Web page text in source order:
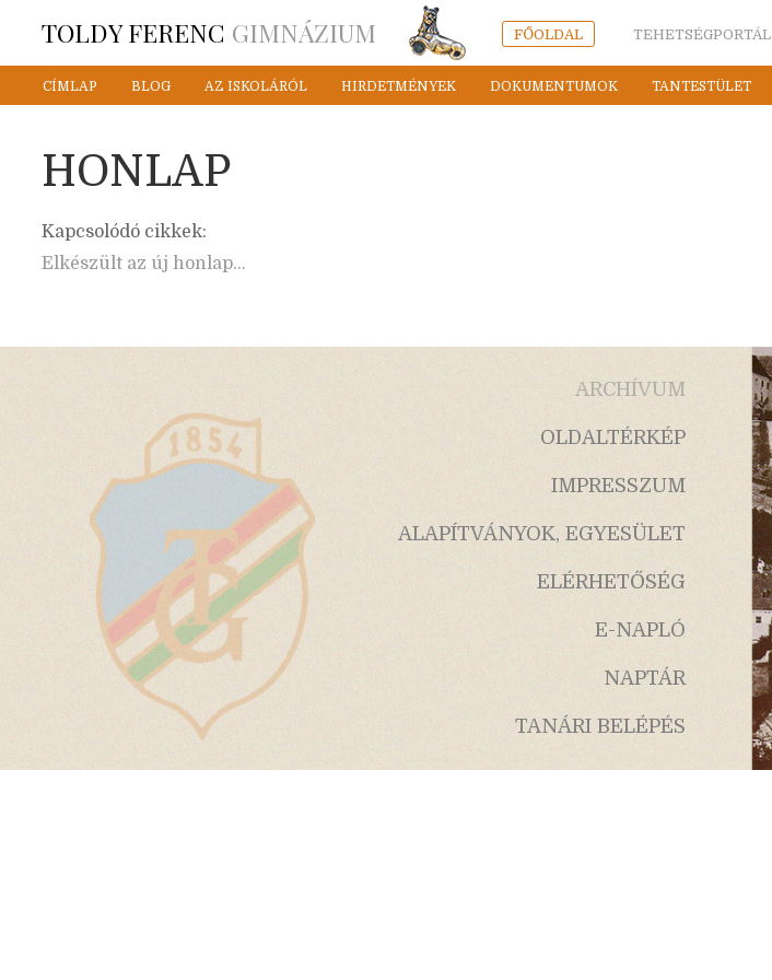
TOLDY FERENC GIMNÁZIUM FŐOLDAL TEHETSÉGPORTÁL
CÍMLAP BLOG AZ ISKOLÁRÓL HIRDETMÉNYEK DOKUMENTUMOK TANTESTÜLET
HONLAP
Kapcsolódó cikkek:
Elkészült az új honlap…
ARCHÍVUM
OLDALTÉRKÉP
IMPRESSZUM
ALAPÍTVÁNYOK, EGYESÜLET
ELÉRHETŐSÉG
E-NAPLÓ
NAPTÁR
TANÁRI BELÉPÉS